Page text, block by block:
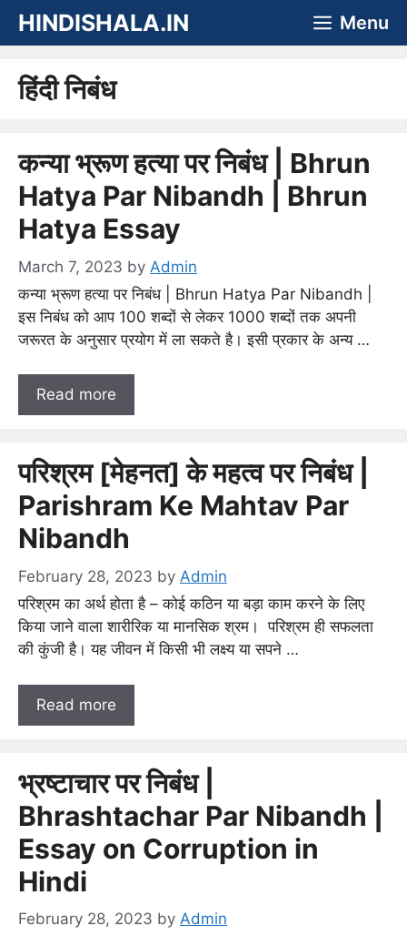
SkipHINDISHALA.IN Menu
हिंदी निबंध
कन्या भ्रूण हत्या पर निबंध | Bhrun
Hatya Par Nibandh | Bhrun
Hatya Essay
March 7, 2023 by Admin
कन्या भ्रूण हत्या पर निबंध | Bhrun Hatya Par Nibandh |
इस निबंध को आप 100 शब्दों से लेकर 1000 शब्दों तक अपनी
जरूरत के अनुसार प्रयोग में ला सकते है। इसी प्रकार के अन्य …
Read more
परिश्रम [मेहनत] के महत्व पर निबंध |
Parishram Ke Mahtav Par
Nibandh
February 28, 2023 by Admin
परिश्रम का अर्थ होता है – कोई कठिन या बड़ा काम करने के लिए
किया जाने वाला शारीरिक या मानसिक श्रम। परिश्रम ही सफलता
की कुंजी है। यह जीवन में किसी भी लक्ष्य या सपने …
Read more
भ्रष्टाचार पर निबंध |
Bhrashtachar Par Nibandh |
Essay on Corruption in
Hindi
February 28, 2023 by Admin